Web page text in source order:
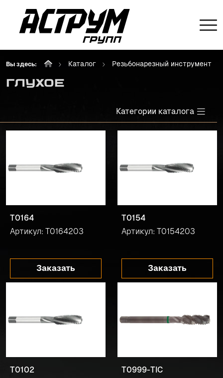
Вы здесь: Каталог Резьбонарезный инструмент
Глухое
Категории каталога
T0164
Артикул: T0164203
Заказать
T0154
Артикул: T0154203
Заказать
T0102
T0999-TIC